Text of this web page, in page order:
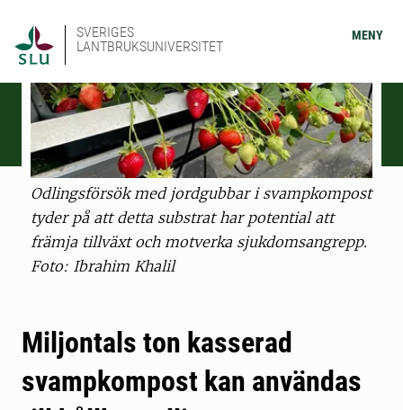
SVERIGES
LANTBRUKSUNIVERSITET
MENY
Odlingsförsök med jordgubbar i svampkompost
tyder på att detta substrat har potential att
främja tillväxt och motverka sjukdomsangrepp.
Foto: Ibrahim Khalil
Miljontals ton kasserad
svampkompost kan användas